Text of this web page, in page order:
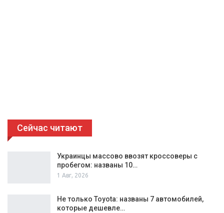
Сейчас читают
Украинцы массово ввозят кроссоверы с
пробегом: названы 10…
1 Авг, 2026
Не только Toyota: названы 7 автомобилей,
которые дешевле…